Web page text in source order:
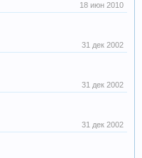
18 июн 2010
31 дек 2002
31 дек 2002
31 дек 2002